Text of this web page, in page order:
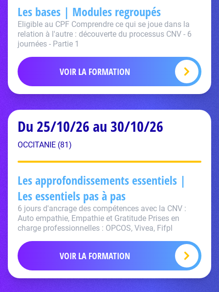
Les bases | Modules regroupés
Eligible au CPF Comprendre ce qui se joue dans la
relation à l'autre : découverte du processus CNV - 6
journées - Partie 1
VOIR LA FORMATION
Du 25/10/26 au 30/10/26
OCCITANIE (81)
Les approfondissements essentiels |
Les essentiels pas à pas
6 jours d'ancrage des compétences avec la CNV :
Auto empathie, Empathie et Gratitude Prises en
charge professionnelles : OPCOS, Vivea, Fifpl
VOIR LA FORMATION